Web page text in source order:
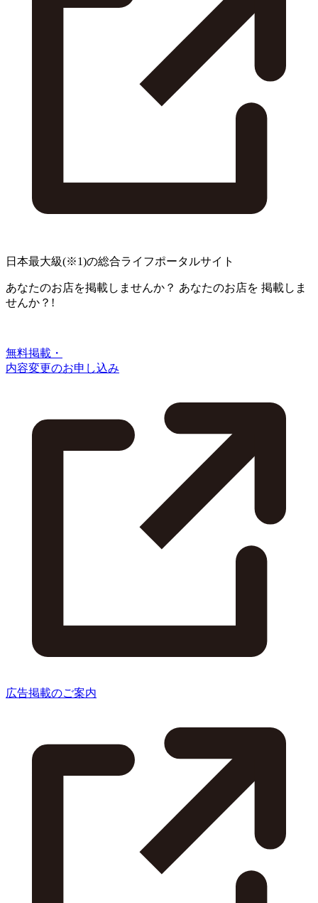
日本最大級(※1)の総合ライフポータルサイト
あなたのお店を掲載しませんか？ あなたのお店を 掲載しま
せんか？!
無料掲載・
内容変更のお申し込み
広告掲載のご案内